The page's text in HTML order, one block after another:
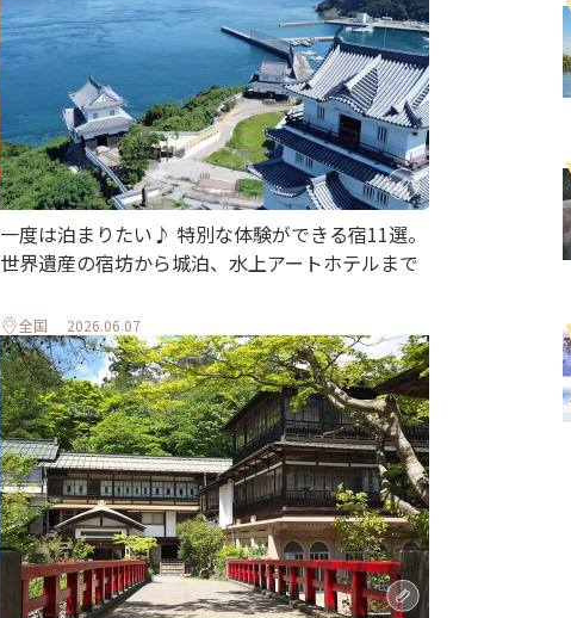
一度は泊まりたい♪ 特別な体験ができる宿11選。
世界遺産の宿坊から城泊、水上アートホテルまで
全国 2026.06.07